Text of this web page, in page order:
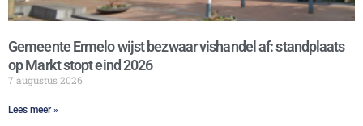
Gemeente Ermelo wijst bezwaar vishandel af: standplaats
op Markt stopt eind 2026
7 augustus 2026
Lees meer »